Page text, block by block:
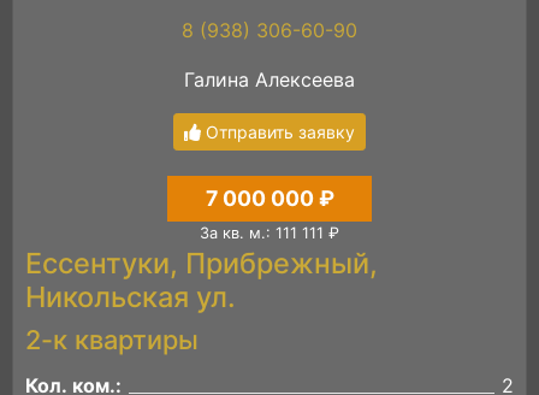
8 (938) 306-60-90
Галина Алексеева
Отправить заявку
7 000 000 ₽
За кв. м.: 111 111 ₽
Ессентуки, Прибрежный,
Никольская ул.
2-к квартиры
Кол. ком.:
2